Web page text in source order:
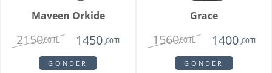
Maveen Orkide
2150,00 TL 1450 ,00 TL
GÖNDER
Grace
1560,00 TL 1400 ,00 TL
GÖNDER